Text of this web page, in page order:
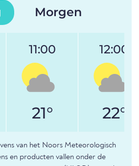
Morgen
11:00
21°
12:00
22°
van het Noors Meteorologisch
en producten vallen onder de